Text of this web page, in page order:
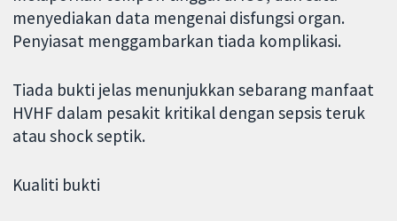
menyediakan data mengenai disfungsi organ.
Penyiasat menggambarkan tiada komplikasi.
Tiada bukti jelas menunjukkan sebarang manfaat
HVHF dalam pesakit kritikal dengan sepsis teruk
atau shock septik.
Kualiti bukti